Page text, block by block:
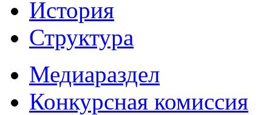
История
Структура
Медиараздел
Конкурсная комиссия